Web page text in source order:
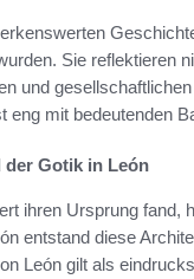
Sie reflektieren
und
eng mit bedeutenden
Gotik in León
ihren Ursprung
entstand diese
León gilt als